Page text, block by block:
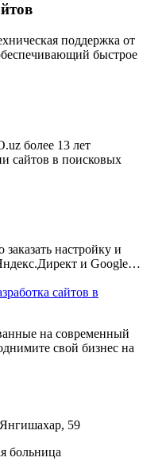
поддержка от
быстрое
более 13 лет
сайтов в поисковых
настройку и
и Google…
на современный
свой бизнес на
59
больница